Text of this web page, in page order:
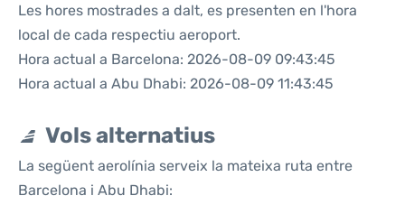
Les hores mostrades a dalt, es presenten en l'hora
local de cada respectiu aeroport.
Hora actual a Barcelona: 2026-08-09 09:43:45
Hora actual a Abu Dhabi: 2026-08-09 11:43:45
Vols alternatius
La següent aerolínia serveix la mateixa ruta entre
Barcelona i Abu Dhabi: